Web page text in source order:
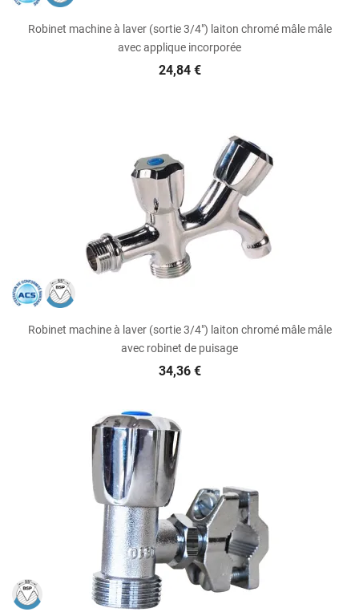
Robinet machine à laver (sortie 3/4") laiton chromé mâle mâle
avec applique incorporée
24,84 €
Robinet machine à laver (sortie 3/4") laiton chromé mâle mâle
avec robinet de puisage
34,36 €